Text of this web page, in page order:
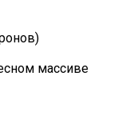
массиве